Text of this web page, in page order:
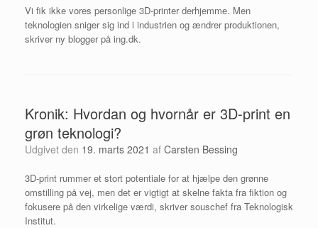
Vi fik ikke vores personlige 3D-printer derhjemme. Men
teknologien sniger sig ind i industrien og ændrer produktionen,
skriver ny blogger på ing.dk.
Kronik: Hvordan og hvornår er 3D-print en
grøn teknologi?
Udgivet den 19. marts 2021 af Carsten Bessing
3D-print rummer et stort potentiale for at hjælpe den grønne
omstilling på vej, men det er vigtigt at skelne fakta fra fiktion og
fokusere på den virkelige værdi, skriver souschef fra Teknologisk
Institut.